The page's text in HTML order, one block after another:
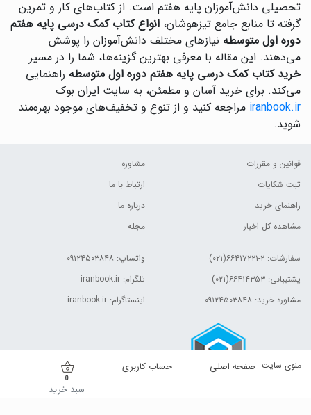
صفحه اصلی منوی سایت حساب کاربری
0
سبد خرید
تحصیلی دانش‌آموزان پایه هفتم است. از کتاب‌های کار و تمرین
گرفته تا منابع جامع تیزهوشان، انواع کتاب کمک درسی پایه هفتم
دوره اول متوسطه نیازهای مختلف دانش‌آموزان را پوشش
می‌دهند. این مقاله با معرفی بهترین گزینه‌ها، شما را در مسیر
خرید کتاب کمک درسی پایه هفتم دوره اول متوسطه راهنمایی
می‌کند. برای خرید آسان و مطمئن، به سایت ایران بوک
iranbook.ir مراجعه کنید و از تنوع و تخفیف‌های موجود بهره‌مند
شوید.
قوانین و مقررات
ثبت شکایات
راهنمای خرید
مشاهده کل اخبار
مشاوره
ارتباط با ما
درباره ما
مجله
سفارشات: ۲-۶۶۴۱۷۲۲۱(۰۲۱)
پشتیبانی: ۶۶۴۱۴۳۵۳(۰۲۱)
مشاوره خرید: ۰۹۱۲۴۵۰۳۸۴۸
واتساپ: ۰۹۱۲۴۵۰۳۸۴۸
تلگرام: iranbook.ir
اینستاگرام: iranbook.ir